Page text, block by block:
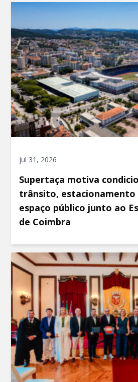
jul 31, 2026
Supertaça motiva
trânsito, estacionamento
espaço público junto ao
de Coimbra